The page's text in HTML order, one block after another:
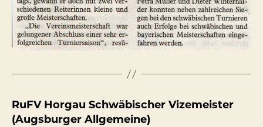
RuFV Horgau Schwäbischer Vizemeister
(Augsburger Allgemeine)